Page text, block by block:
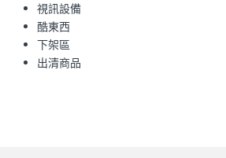
視訊設備
酷東西
下架區
出清商品